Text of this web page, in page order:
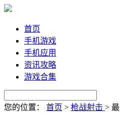
首页
手机游戏
手机应用
资讯攻略
游戏合集
您的位置： 首页 > 枪战射击 >